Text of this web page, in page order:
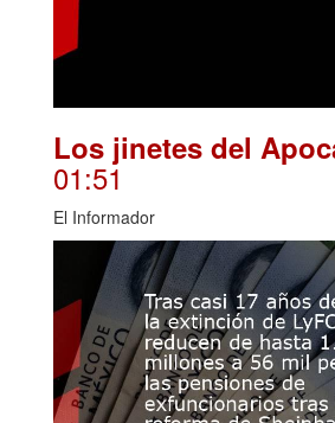
Los jinetes del
01:51
El Informador